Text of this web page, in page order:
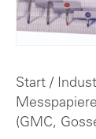
Start /
Messpapiere
(GMC,